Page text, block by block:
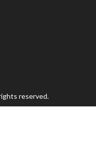
reserved.